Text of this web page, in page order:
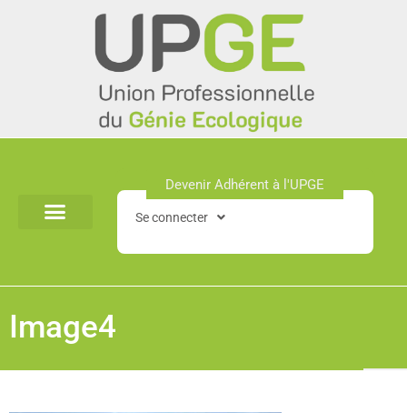
Devenir Adhérent à l'UPGE​
Se connecter
Image4